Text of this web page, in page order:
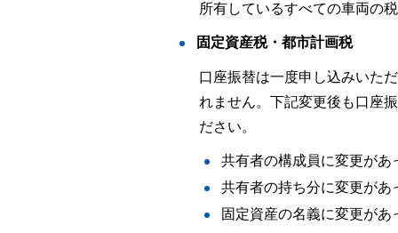
所有しているすべての車両の
固定資産税・都市計画税
口座振替は一度申し込みいた
れません。下記変更後も口座
ださい。
共有者の構成員に変更があ
共有者の持ち分に変更があ
固定資産の名義に変更があ